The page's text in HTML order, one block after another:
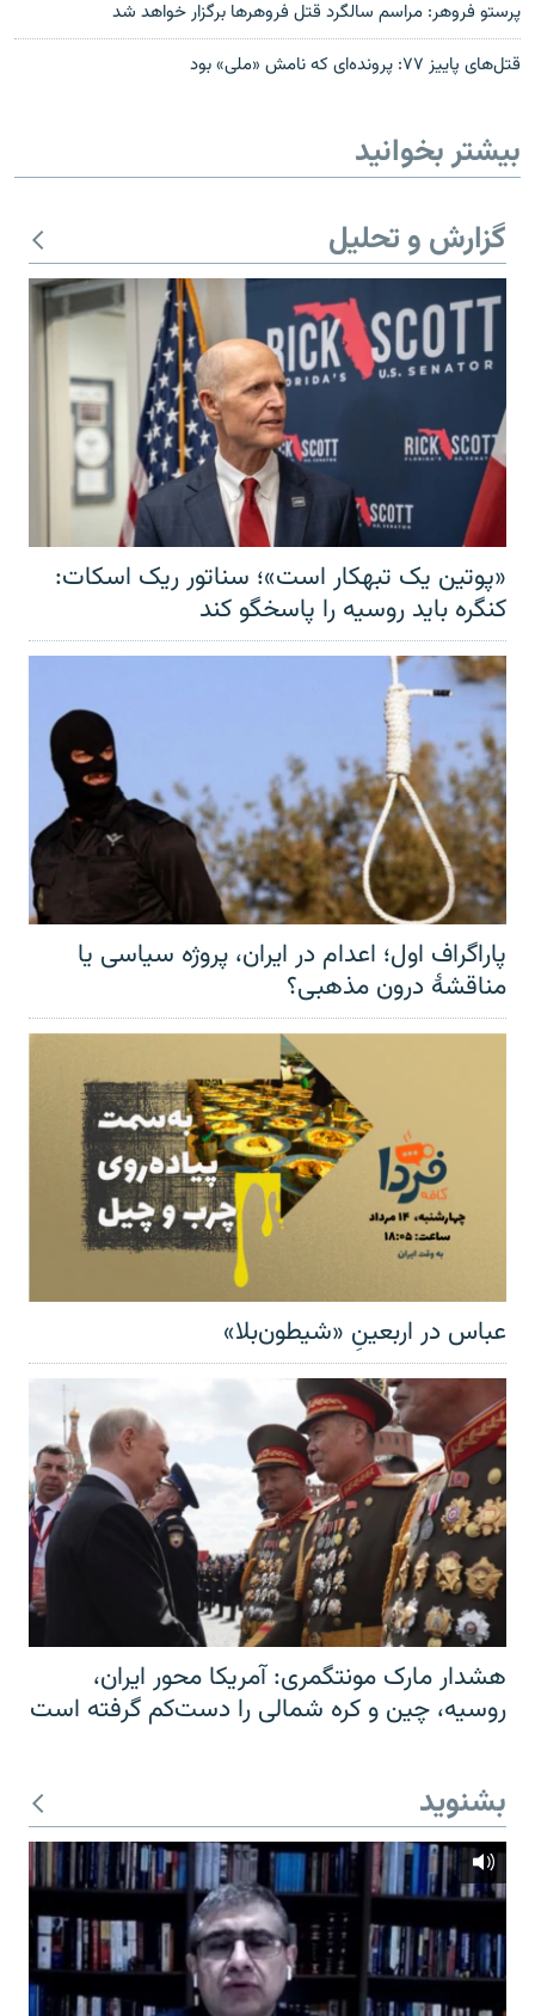
پرستو فروهر: مراسم سالگرد قتل فروهرها برگزار خواهد شد
قتل‌های پاییز ۷۷: پرونده‌ای که نامش «ملی» بود
بیشتر بخوانید
گزارش و تحلیل
«پوتین یک تبهکار است»؛ سناتور ریک اسکات:
کنگره باید روسیه را پاسخگو کند
پاراگراف اول؛ اعدام در ایران، پروژه سیاسی یا
مناقشهٔ درون مذهبی؟
عباس در اربعینِ «شیطون‌بلا»
هشدار مارک مونتگمری: آمریکا محور ایران،
روسیه، چین و کره شمالی را دست‌کم گرفته است
بشنوید